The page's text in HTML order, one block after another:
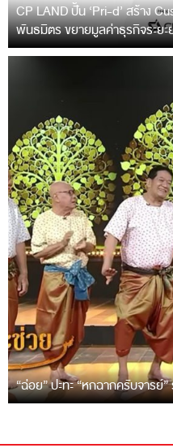
CP LAND ปั้น ‘Pri-d’ สร้าง
พันธมิตร ขยายมูลค่าธุรกิจระยะ
“ฉ่อย” ปะทะ “หกฉากครับจารย์